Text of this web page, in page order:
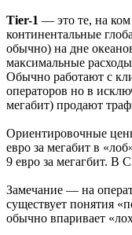
Tier-1 — это те, на
континентальные
обычно) на дне
максимальные
Обычно работают с
операторов но в
мегабит) продают
Ориентировочные
евро за мегабит в
9 евро за мегагбит. В
Замечание — на
существует понятия
обычно впаривает